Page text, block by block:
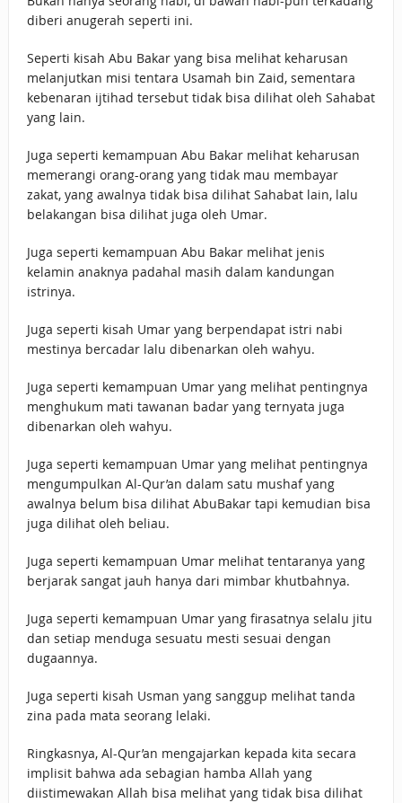
diberi anugerah seperti ini.
Seperti kisah Abu Bakar yang bisa melihat keharusan
melanjutkan misi tentara Usamah bin Zaid, sementara
kebenaran ijtihad tersebut tidak bisa dilihat oleh Sahabat
yang lain.
Juga seperti kemampuan Abu Bakar melihat keharusan
memerangi orang-orang yang tidak mau membayar
zakat, yang awalnya tidak bisa dilihat Sahabat lain, lalu
belakangan bisa dilihat juga oleh Umar.
Juga seperti kemampuan Abu Bakar melihat jenis
kelamin anaknya padahal masih dalam kandungan
istrinya.
Juga seperti kisah Umar yang berpendapat istri nabi
mestinya bercadar lalu dibenarkan oleh wahyu.
Juga seperti kemampuan Umar yang melihat pentingnya
menghukum mati tawanan badar yang ternyata juga
dibenarkan oleh wahyu.
Juga seperti kemampuan Umar yang melihat pentingnya
mengumpulkan Al-Qur’an dalam satu mushaf yang
awalnya belum bisa dilihat AbuBakar tapi kemudian bisa
juga dilihat oleh beliau.
Juga seperti kemampuan Umar melihat tentaranya yang
berjarak sangat jauh hanya dari mimbar khutbahnya.
Juga seperti kemampuan Umar yang firasatnya selalu jitu
dan setiap menduga sesuatu mesti sesuai dengan
dugaannya.
Juga seperti kisah Usman yang sanggup melihat tanda
zina pada mata seorang lelaki.
Ringkasnya, Al-Qur’an mengajarkan kepada kita secara
implisit bahwa ada sebagian hamba Allah yang
diistimewakan Allah bisa melihat yang tidak bisa dilihat